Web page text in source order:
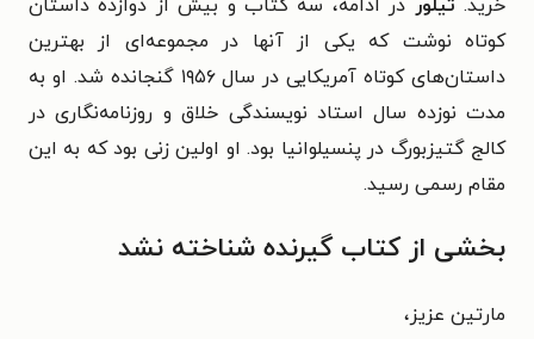
خرید. تیلور در ادامه، سه کتاب و بیش از دوازده داستان
کوتاه نوشت که یکی از آنها در مجموعه‌ای از بهترین
داستان‌های کوتاه آمریکایی در سال ۱۹۵۶ گنجانده شد. او به
مدت نوزده سال استاد نویسندگی خلاق و روزنامه‌نگاری در
کالج گتیزبورگ در پنسیلوانیا بود. او اولین زنی بود که به این
مقام رسمی رسید.
بخشی از کتاب گیرنده شناخته نشد
مارتین عزیز،